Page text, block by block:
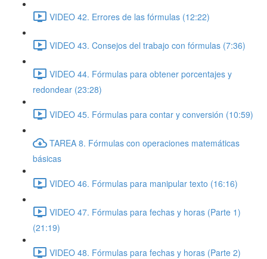
VIDEO 42. Errores de las fórmulas (12:22)
VIDEO 43. Consejos del trabajo con fórmulas (7:36)
VIDEO 44. Fórmulas para obtener porcentajes y
redondear (23:28)
VIDEO 45. Fórmulas para contar y conversión (10:59)
TAREA 8. Fórmulas con operaciones matemáticas
básicas
VIDEO 46. Fórmulas para manipular texto (16:16)
VIDEO 47. Fórmulas para fechas y horas (Parte 1)
(21:19)
VIDEO 48. Fórmulas para fechas y horas (Parte 2)